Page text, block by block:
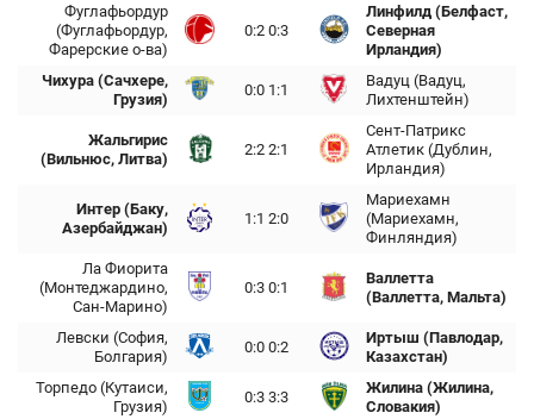
Фуглафьордур
(Фуглафьордур,
Фарерские о-ва)
0:2 0:3
Линфилд (Белфаст,
Северная
Ирландия)
Чихура (Сачхере,
Грузия)
0:0 1:1
Вадуц (Вадуц,
Лихтенштейн)
Жальгирис
(Вильнюс, Литва)
2:2 2:1
Сент-Патрикс
Атлетик (Дублин,
Ирландия)
Интер (Баку,
Азербайджан)
1:1 2:0
Мариехамн
(Мариехамн,
Финляндия)
Ла Фиорита
(Монтеджардино,
Сан-Марино)
0:3 0:1
Валлетта
(Валлетта, Мальта)
Левски (София,
Болгария)
0:0 0:2
Иртыш (Павлодар,
Казахстан)
Торпедо (Кутаиси,
Грузия)
0:3 3:3
Жилина (Жилина,
Словакия)